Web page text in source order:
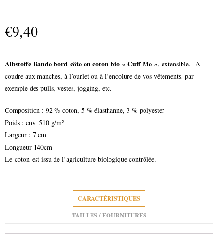
€9,40
Albstoffe Bande bord-côte en coton bio « Cuff Me », extensible. À
coudre aux manches, à l’ourlet ou à l’encolure de vos vêtements, par
exemple des pulls, vestes, jogging, etc.
Composition : 92 % coton, 5 % élasthanne, 3 % polyester
Poids : env. 510 g/m²
Largeur : 7 cm
Longueur 140cm
Le coton est issu de l’agriculture biologique contrôlée.
CARACTÉRISTIQUES
TAILLES / FOURNITURES